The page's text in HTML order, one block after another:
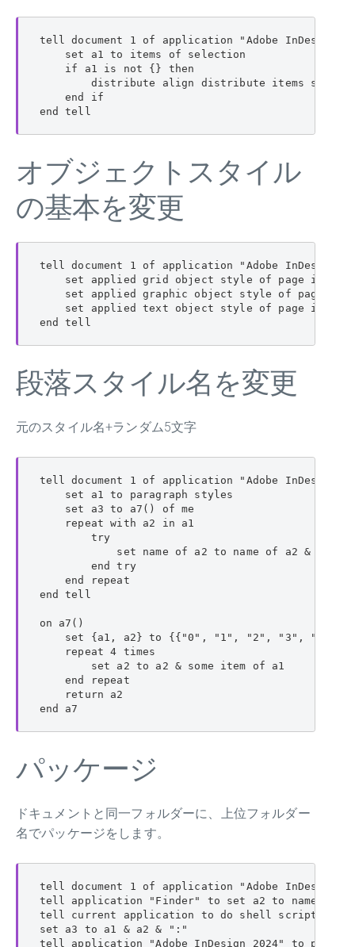
tell document 1 of application "Adobe InDesign
    set a1 to items of selection
    if a1 is not {} then
distribute align distribute items
    end if
end tell
オブジェクトスタイル
の基本を変更
tell document 1 of application "Adobe InDesign
set applied grid object style of page item
set applied graphic object style of page item
set applied text object style of page item
end tell
段落スタイル名を変更
元のスタイル名+ランダム5文字
tell document 1 of application "Adobe InDesign
    set a1 to paragraph styles
    set a3 to a7() of me
    repeat with a2 in a1
        try
            set name of a2 to name of a2 & a3
        end try
    end repeat
end tell
on a7()
set {a1, a2} to {{"0", "1", "2", "3", "4",
    repeat 4 times
        set a2 to a2 & some item of a1
    end repeat
    return a2
end a7
パッケージ
ドキュメントと同一フォルダーに、上位フォルダー
名でパッケージをします。
tell document 1 of application "Adobe InDesign
tell application "Finder" to set a2 to name of
tell current application to do shell script
set a3 to a1 & a2 & ":"
tell application "Adobe InDesign 2024" to